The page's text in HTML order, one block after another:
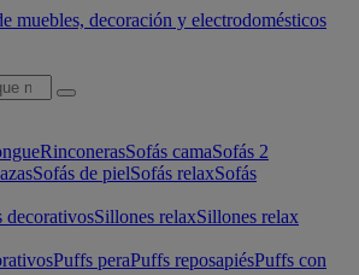
RinconerasSofás camaSofás 2
Sofás de pielSofás relaxSofás
decorativosSillones relaxSillones relax
Puffs peraPuffs reposapiésPuffs con